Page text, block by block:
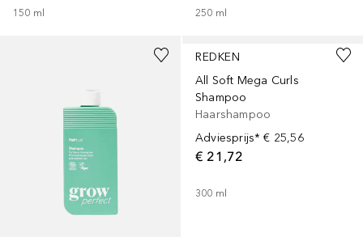
150 ml 250 ml
REDKEN
All Soft Mega Curls
Shampoo
Haarshampoo
Adviesprijs* € 25,56
€ 21,72
300 ml